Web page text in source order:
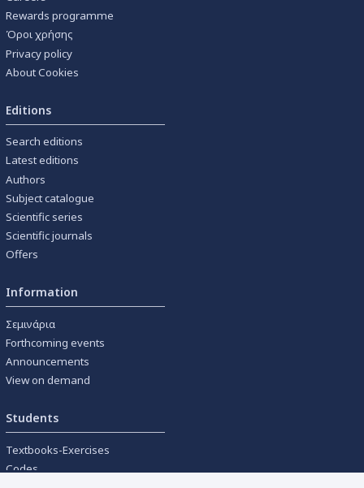
Rewards programme
Όροι χρήσης
Privacy policy
About Cookies
Editions
Search editions
Latest editions
Authors
Subject catalogue
Scientific series
Scientific journals
Offers
Information
Σεμινάρια
Forthcoming events
Announcements
View on demand
Students
Textbooks-Exercises
Codes